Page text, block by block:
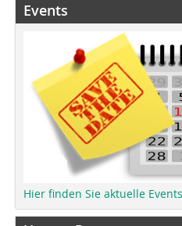
Events
Hier finden Sie aktuelle